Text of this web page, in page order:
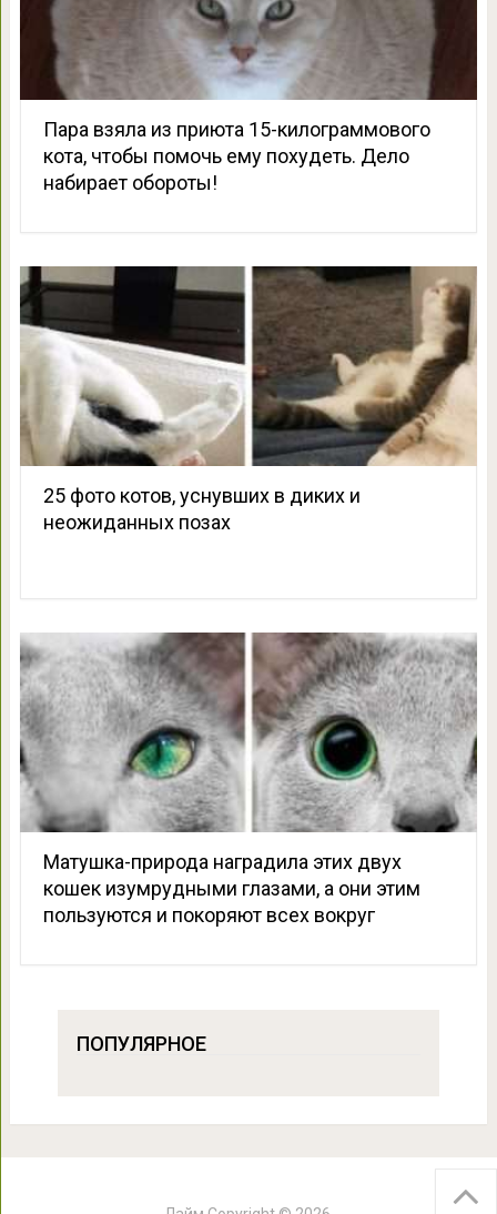
Пара взяла из приюта 15-килограммового
кота, чтобы помочь ему похудеть. Дело
набирает обороты!
25 фото котов, уснувших в диких и
неожиданных позах
Матушка-природа наградила этих двух
кошек изумрудными глазами, а они этим
пользуются и покоряют всех вокруг
ПОПУЛЯРНОЕ